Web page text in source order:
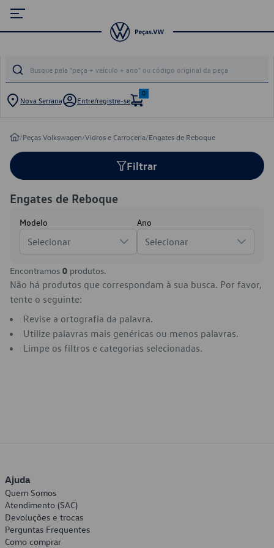
Nova Serrana Entre/registre-se
0
/Peças Volkswagen/Vidros e Carroceria/Engates de Reboque
Filtrar
Engates de Reboque
Modelo
Selecionar
Ano
Selecionar
Encontramos 0 produtos.
Não há produtos que correspondam à sua busca. Por favor,
tente o seguinte:
Revise a ortografia da palavra.
Utilize palavras mais genéricas ou menos palavras.
Limpe os filtros e categorias selecionadas.
Ajuda
Quem Somos
Atendimento (SAC)
Devoluções e trocas
Perguntas Frequentes
Como comprar